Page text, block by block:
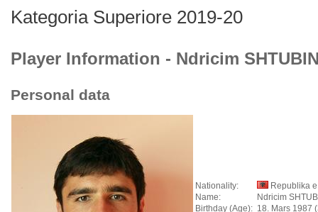
Kategoria Superiore 2019-20
Player Information - Ndricim
Personal data
Nationality:
Republika
Name:
Ndricim
Birthday (Age): 18. Mars 1987